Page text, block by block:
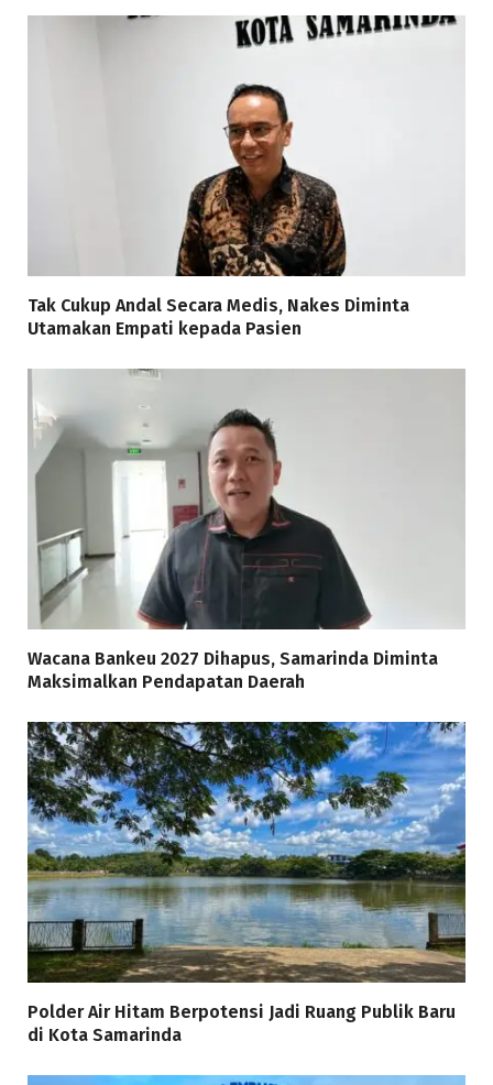
Tak Cukup Andal Secara Medis, Nakes Diminta
Utamakan Empati kepada Pasien
Wacana Bankeu 2027 Dihapus, Samarinda Diminta
Maksimalkan Pendapatan Daerah
Polder Air Hitam Berpotensi Jadi Ruang Publik Baru
di Kota Samarinda